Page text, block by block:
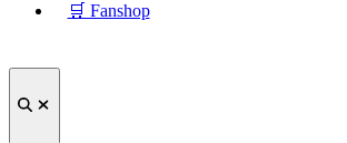
🛒 Fanshop
Suche